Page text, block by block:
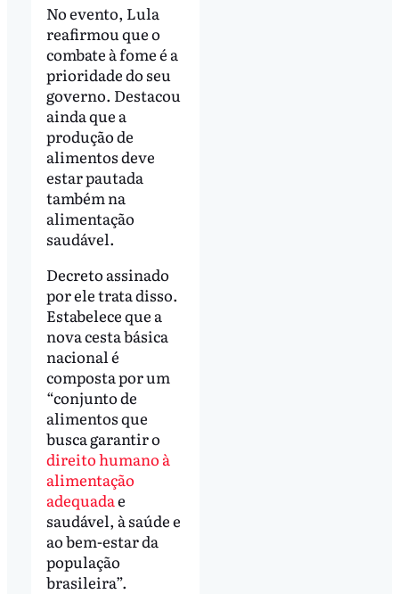
No evento, Lula
reafirmou que o
combate à fome é a
prioridade do seu
governo. Destacou
ainda que a
produção de
alimentos deve
estar pautada
também na
alimentação
saudável.
Decreto assinado
por ele trata disso.
Estabelece que a
nova cesta básica
nacional é
composta por um
“conjunto de
alimentos que
busca garantir o
direito humano à
alimentação
adequadae
saudável, à saúde e
ao bem-estar da
população
brasileira”.